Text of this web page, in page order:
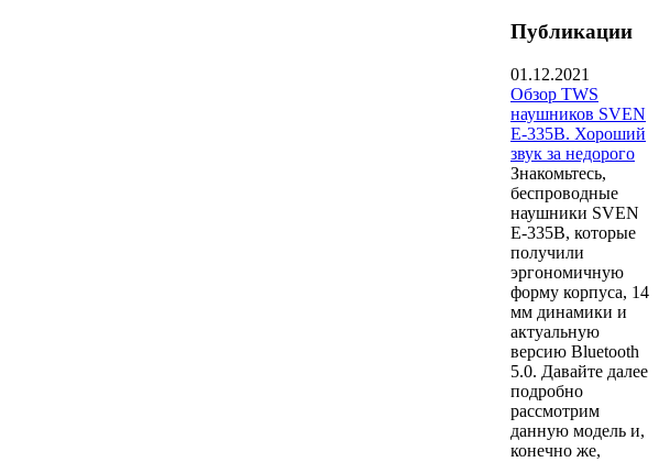
Публикации
01.12.2021
Обзор TWS
наушников SVEN
E-335B. Хороший
звук за недорого
Знакомьтесь,
беспроводные
наушники SVEN
E-335B, которые
получили
эргономичную
форму корпуса, 14
мм динамики и
актуальную
версию Bluetooth
5.0. Давайте далее
подробно
рассмотрим
данную модель и,
конечно же,